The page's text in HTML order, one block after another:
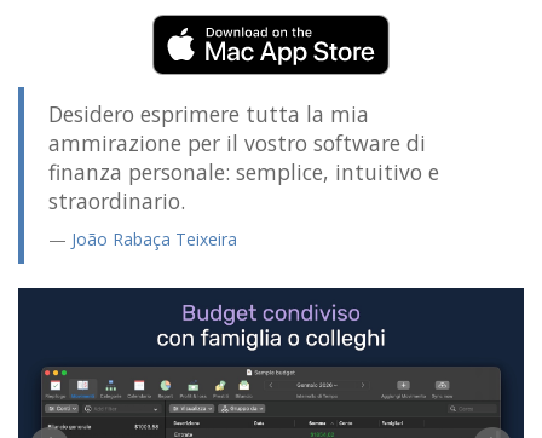
Desidero esprimere tutta la mia
ammirazione per il vostro software di
finanza personale: semplice, intuitivo e
straordinario.
João Rabaça Teixeira